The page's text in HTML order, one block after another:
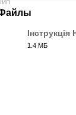
Інструкція
1.4 МБ